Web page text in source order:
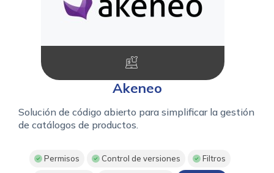
Akeneo
Solución de código abierto para simplificar la gestión
de catálogos de productos.
Permisos Control de versiones Filtros